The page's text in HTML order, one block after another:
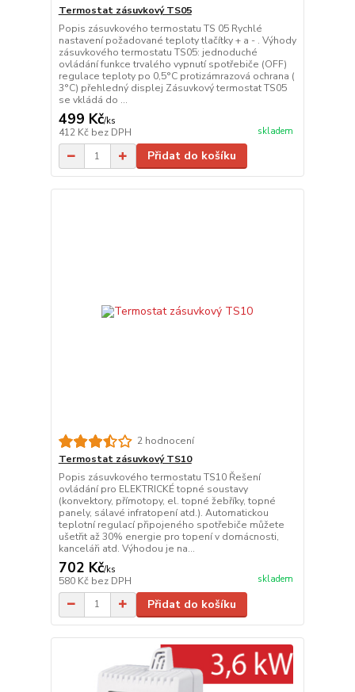
Termostat zásuvkový TS05
Popis zásuvkového termostatu TS 05 Rychlé
nastavení požadované teploty tlačítky + a - . Výhody
zásuvkového termostatu TS05: jednoduché
ovládání funkce trvalého vypnutí spotřebiče (OFF)
regulace teploty po 0,5°C protizámrazová ochrana (
3°C) přehledný displej Zásuvkový termostat TS05
se vkládá do ...
499 Kč/ks
412 Kč bez DPH skladem
Přidat do košíku
2 hodnocení
Termostat zásuvkový TS10
Popis zásuvkového termostatu TS10 Řešení
ovládání pro ELEKTRICKÉ topné soustavy
(konvektory, přímotopy, el. topné žebříky, topné
panely, sálavé infratopení atd.). Automatickou
teplotní regulací připojeného spotřebiče můžete
ušetřit až 30% energie pro topení v domácnosti,
kanceláři atd. Výhodou je na...
702 Kč/ks
580 Kč bez DPH skladem
Přidat do košíku